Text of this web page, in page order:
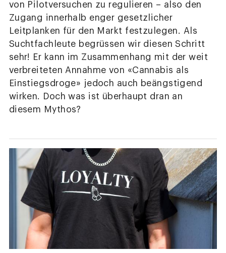
von Pilotversuchen zu regulieren – also den
Zugang innerhalb enger gesetzlicher
Leitplanken für den Markt festzulegen. Als
Suchtfachleute begrüssen wir diesen Schritt
sehr! Er kann im Zusammenhang mit der weit
verbreiteten Annahme von «Cannabis als
Einstiegsdroge» jedoch auch beängstigend
wirken. Doch was ist überhaupt dran an
diesem Mythos?